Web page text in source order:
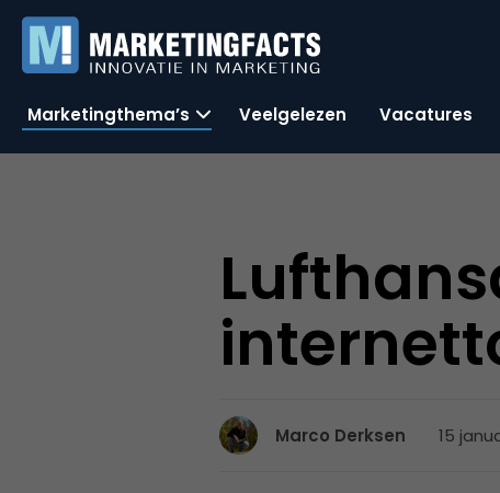
Marketingthema’s Veelgelezen Vacatures
Marco Derksen 15